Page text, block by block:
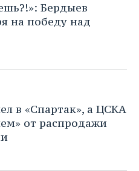
Бердыев
на победу над
в «Спартак», а ЦСКА
от распродажи